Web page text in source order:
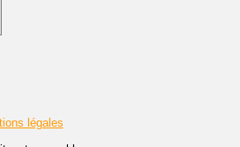
légales